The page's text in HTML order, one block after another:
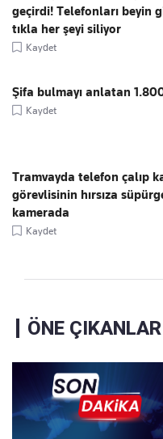
geçirdi! Telefonları beyin
tıkla her şeyi siliyor
Kaydet
Şifa bulmayı anlatan
Kaydet
Tramvayda telefon çalıp
görevlisinin hırsıza
kamerada
Kaydet
ÖNE ÇIKANLAR